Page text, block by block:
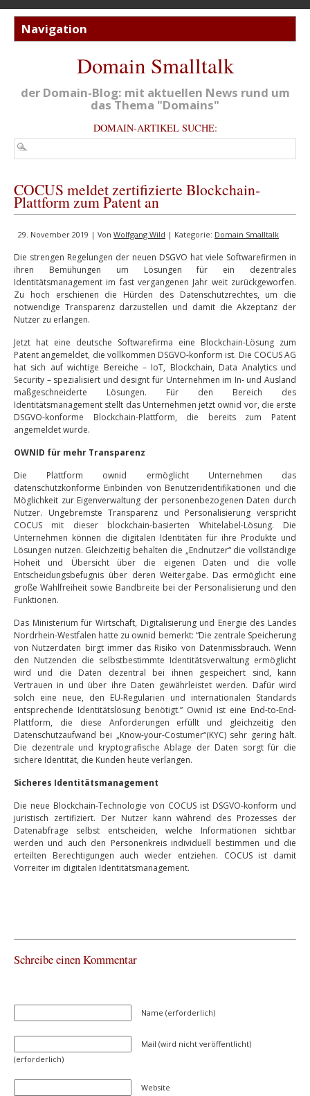
Domain Smalltalk
der Domain-Blog: mit aktuellen News rund um
das Thema "Domains"
DOMAIN-ARTIKEL SUCHE:
COCUS meldet zertifizierte Blockchain-
Plattform zum Patent an
29. November 2019 | Von Wolfgang Wild | Kategorie: Domain Smalltalk
Die strengen Regelungen der neuen DSGVO hat viele Softwarefirmen in
ihren Bemühungen um Lösungen für ein dezentrales
Identitätsmanagement im fast vergangenen Jahr weit zurückgeworfen.
Zu hoch erschienen die Hürden des Datenschutzrechtes, um die
notwendige Transparenz darzustellen und damit die Akzeptanz der
Nutzer zu erlangen.
Jetzt hat eine deutsche Softwarefirma eine Blockchain-Lösung zum
Patent angemeldet, die vollkommen DSGVO-konform ist. Die COCUS AG
hat sich auf wichtige Bereiche – IoT, Blockchain, Data Analytics und
Security – spezialisiert und designt für Unternehmen im In- und Ausland
maßgeschneiderte Lösungen. Für den Bereich des
Identitätsmanagement stellt das Unternehmen jetzt ownid vor, die erste
DSGVO-konforme Blockchain-Plattform, die bereits zum Patent
angemeldet wurde.
OWNID für mehr Transparenz
Die Plattform ownid ermöglicht Unternehmen das
datenschutzkonforme Einbinden von Benutzeridentifikationen und die
Möglichkeit zur Eigenverwaltung der personenbezogenen Daten durch
Nutzer. Ungebremste Transparenz und Personalisierung verspricht
COCUS mit dieser blockchain-basierten Whitelabel-Lösung. Die
Unternehmen können die digitalen Identitäten für ihre Produkte und
Lösungen nutzen. Gleichzeitig behalten die „Endnutzer“ die vollständige
Hoheit und Übersicht über die eigenen Daten und die volle
Entscheidungsbefugnis über deren Weitergabe. Das ermöglicht eine
große Wahlfreiheit sowie Bandbreite bei der Personalisierung und den
Funktionen.
Das Ministerium für Wirtschaft, Digitalisierung und Energie des Landes
Nordrhein-Westfalen hatte zu ownid bemerkt: “Die zentrale Speicherung
von Nutzerdaten birgt immer das Risiko von Datenmissbrauch. Wenn
den Nutzenden die selbstbestimmte Identitätsverwaltung ermöglicht
wird und die Daten dezentral bei ihnen gespeichert sind, kann
Vertrauen in und über ihre Daten gewährleistet werden. Dafür wird
solch eine neue, den EU-Regularien und internationalen Standards
entsprechende Identitätslösung benötigt.” Ownid ist eine End-to-End-
Plattform, die diese Anforderungen erfüllt und gleichzeitig den
Datenschutzaufwand bei „Know-your-Costumer“(KYC) sehr gering hält.
Die dezentrale und kryptografische Ablage der Daten sorgt für die
sichere Identität, die Kunden heute verlangen.
Sicheres Identitätsmanagement
Die neue Blockchain-Technologie von COCUS ist DSGVO-konform und
juristisch zertifiziert. Der Nutzer kann während des Prozesses der
Datenabfrage selbst entscheiden, welche Informationen sichtbar
werden und auch den Personenkreis individuell bestimmen und die
erteilten Berechtigungen auch wieder entziehen. COCUS ist damit
Vorreiter im digitalen Identitätsmanagement.
Schreibe einen Kommentar
Name (erforderlich)
Mail (wird nicht veröffentlicht)
(erforderlich)
Website